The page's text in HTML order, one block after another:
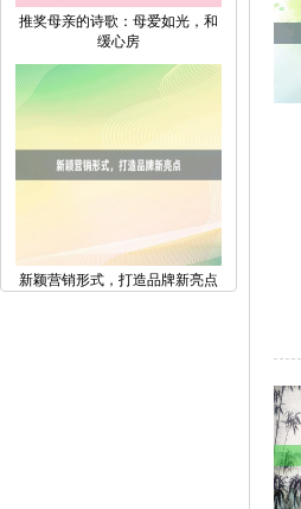
推奖母亲的诗歌：母爱如光，和
缓心房
新颖营销形式，打造品牌新亮点